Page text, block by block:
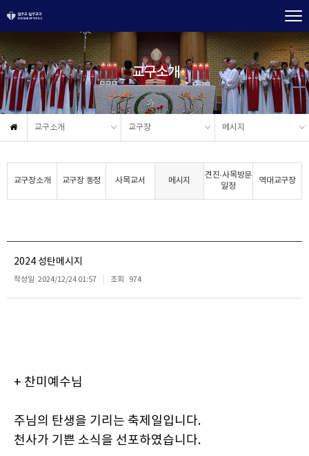
교구소개
교구소개 교구장 메시지
교구장소개 교구장 동정 사목교서 메시지
견진·사목방문
일정
역대교구장
2024 성탄메시지
작성일 2024/12/24 01:57 조회 974
+ 찬미예수님
주님의 탄생을 기리는 축제일입니다.
천사가 기쁜 소식을 선포하였습니다.